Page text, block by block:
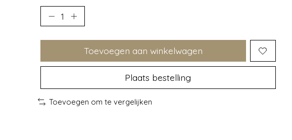
Toevoegen aan winkelwagen
Plaats bestelling
Toevoegen om te vergelijken